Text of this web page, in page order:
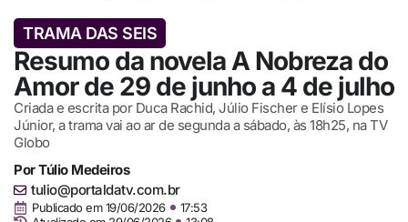
TRAMA DAS SEIS
Resumo da novela A Nobreza do
Amor de 29 de junho a 4 de julho
Criada e escrita por Duca Rachid, Júlio Fischer e Elísio Lopes
Júnior, a trama vai ao ar de segunda a sábado, às 18h25, na TV
Globo
PorTúlio Medeiros
tulio@portaldatv.com.br
Publicado em 19/06/2026
17:53